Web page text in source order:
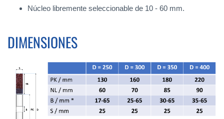
Núcleo libremente seleccionable de 10 - 60 mm.
DIMENSIONES